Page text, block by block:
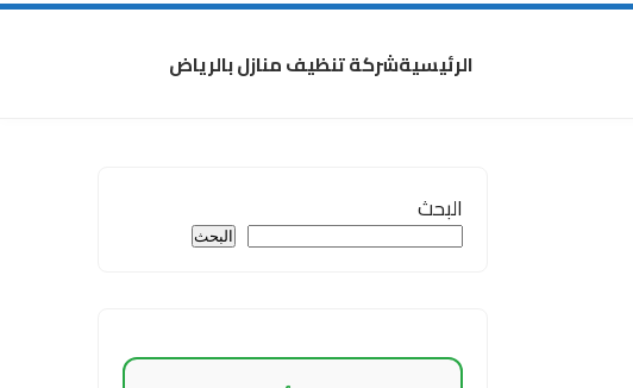
الرئيسيةشركة تنظيف منازل بالرياض
البحث
البحث